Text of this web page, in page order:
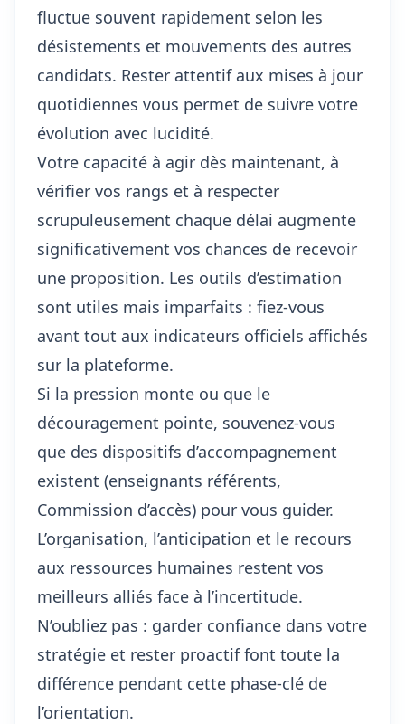
fluctue souvent rapidement selon les
désistements et mouvements des autres
candidats. Rester attentif aux mises à jour
quotidiennes vous permet de suivre votre
évolution avec lucidité.
Votre capacité à agir dès maintenant, à
vérifier vos rangs et à respecter
scrupuleusement chaque délai augmente
significativement vos chances de recevoir
une proposition. Les outils d’estimation
sont utiles mais imparfaits : fiez-vous
avant tout aux indicateurs officiels affichés
sur la plateforme.
Si la pression monte ou que le
découragement pointe, souvenez-vous
que des dispositifs d’accompagnement
existent (enseignants référents,
Commission d’accès) pour vous guider.
L’organisation, l’anticipation et le recours
aux ressources humaines restent vos
meilleurs alliés face à l’incertitude.
N’oubliez pas : garder confiance dans votre
stratégie et rester proactif font toute la
différence pendant cette phase-clé de
l’orientation.